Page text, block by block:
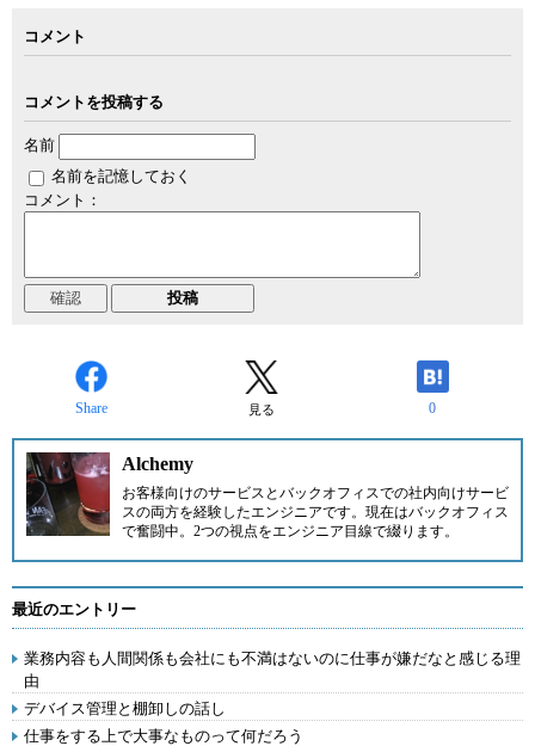
コメント
コメントを投稿する
名前
名前を記憶しておく
コメント：
Share 見る 0
Alchemy
お客様向けのサービスとバックオフィスでの社内向けサービ
スの両方を経験したエンジニアです。現在はバックオフィス
で奮闘中。2つの視点をエンジニア目線で綴ります。
最近のエントリー
業務内容も人間関係も会社にも不満はないのに仕事が嫌だなと感じる理
由
デバイス管理と棚卸しの話し
仕事をする上で大事なものって何だろう